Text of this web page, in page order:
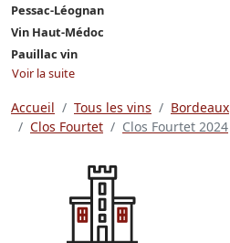
Pessac-Léognan
Vin Haut-Médoc
Pauillac vin
Voir la suite
Accueil Tous les vins Bordeaux
Clos Fourtet
Clos Fourtet 2024